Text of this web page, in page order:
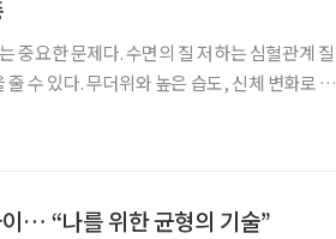
중요한 문제다. 수면의 질 저하는 심혈관계 질
수 있다. 무더위와 높은 습도, 신체 변화로 인
… “나를 위한 균형의 기술”